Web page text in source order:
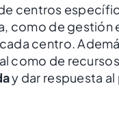
centros
como de gestión
centro.
como de
y dar respuesta